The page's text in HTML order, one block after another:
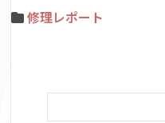
修理レポート